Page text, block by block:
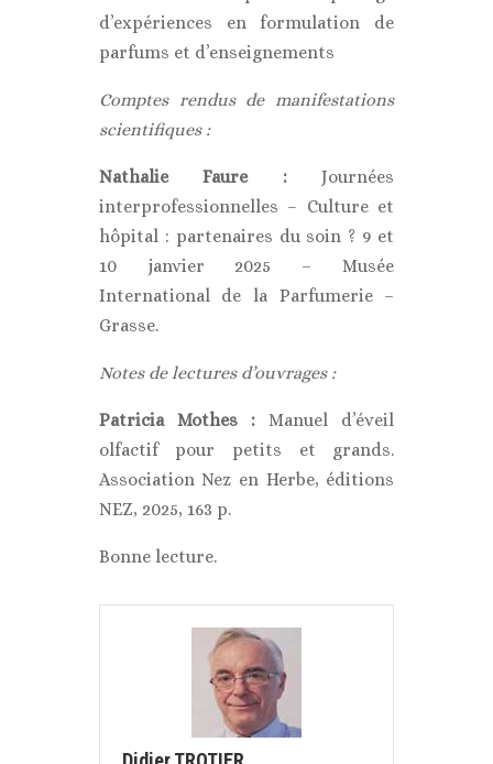
d’expériences en formulation de
parfums et d’enseignements
Comptes rendus de manifestations
scientifiques :
Nathalie Faure :Journées
interprofessionnelles – Culture et
hôpital : partenaires du soin ? 9 et
10 janvier 2025 – Musée
International de la Parfumerie –
Grasse.
Notes de lectures d’ouvrages :
Patricia Mothes :Manuel d’éveil
olfactif pour petits et grands.
Association Nez en Herbe, éditions
NEZ, 2025, 163 p.
Bonne lecture.